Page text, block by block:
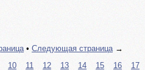
• Следующая страница→
10 11 12 13 14 15 16 17